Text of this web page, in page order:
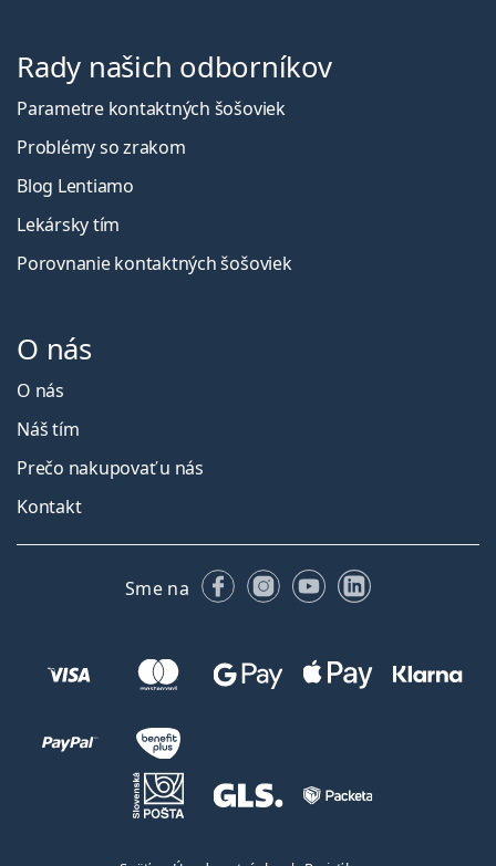
Rady našich odborníkov
Parametre kontaktných šošoviek
Problémy so zrakom
Blog Lentiamo
Lekársky tím
Porovnanie kontaktných šošoviek
O nás
O nás
Náš tím
Prečo nakupovať u nás
Kontakt
Sme na FacebookuInstagrame
YouTubeLinkedIn